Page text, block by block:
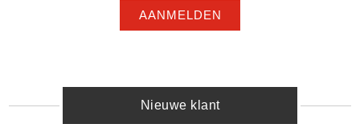
AANMELDEN
Nieuwe klant